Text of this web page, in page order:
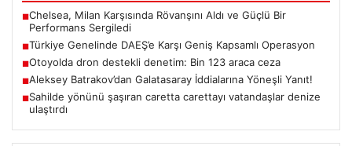
■Chelsea, Milan Karşısında Rövanşını Aldı ve Güçlü Bir
Performans Sergiledi
■Türkiye Genelinde DAEŞ’e Karşı Geniş Kapsamlı Operasyon
■Otoyolda dron destekli denetim: Bin 123 araca ceza
■Aleksey Batrakov’dan Galatasaray İddialarına Yöneşli Yanıt!
■Sahilde yönünü şaşıran caretta carettayı vatandaşlar denize
ulaştırdı